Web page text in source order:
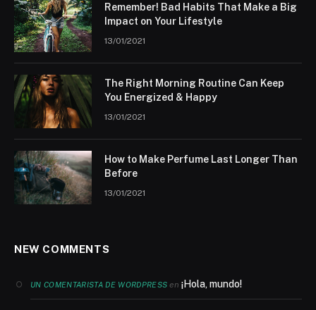
Remember! Bad Habits That Make a Big
Impact on Your Lifestyle
13/01/2021
The Right Morning Routine Can Keep
You Energized & Happy
13/01/2021
How to Make Perfume Last Longer Than
Before
13/01/2021
NEW COMMENTS
UN COMENTARISTA DE WORDPRESS en¡Hola, mundo!